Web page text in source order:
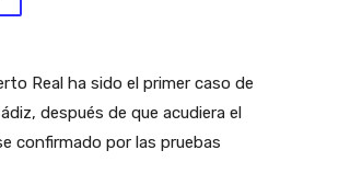
Real ha sido el primer caso de
después de que acudiera el
confirmado por las pruebas